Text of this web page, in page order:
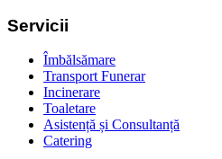
Servicii
Îmbălsămare
Transport Funerar
Incinerare
Toaletare
Asistență și Consultanță
Catering